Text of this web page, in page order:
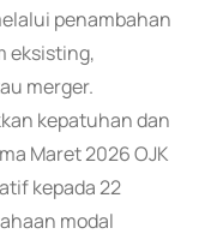
penambahan
eksisting,
merger.
kepatuhan dan
Maret 2026 OJK
kepada 22
modal